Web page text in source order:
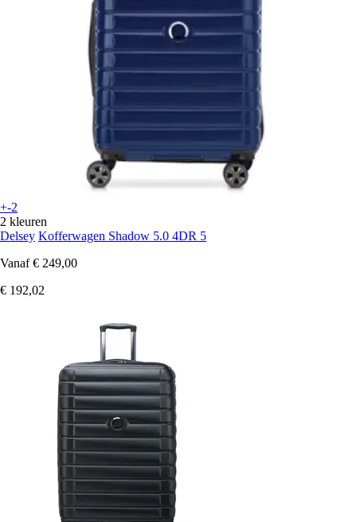
+-2
2 kleuren
Delsey Kofferwagen Shadow 5.0 4DR 5
Vanaf € 249,00
€ 192,02